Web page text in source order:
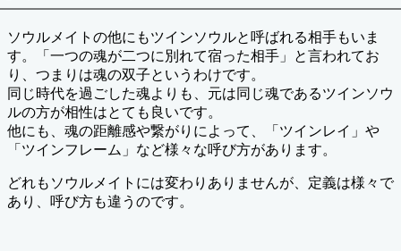
ソウルメイトの他にもツインソウルと呼ばれる相手もいま
す。「一つの魂が二つに別れて宿った相手」と言われてお
り、つまりは魂の双子というわけです。
同じ時代を過ごした魂よりも、元は同じ魂であるツインソウ
ルの方が相性はとても良いです。
他にも、魂の距離感や繋がりによって、「ツインレイ」や
「ツインフレーム」など様々な呼び方があります。
どれもソウルメイトには変わりありませんが、定義は様々で
あり、呼び方も違うのです。